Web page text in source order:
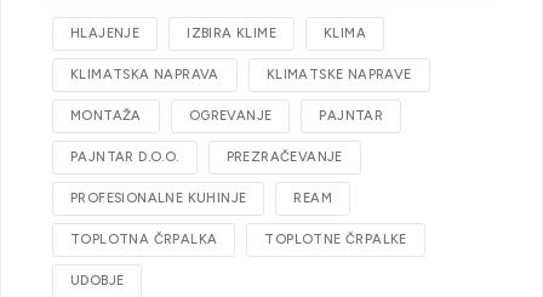
HLAJENJE IZBIRA KLIME KLIMA
KLIMATSKA NAPRAVA KLIMATSKE NAPRAVE
MONTAŽA OGREVANJE PAJNTAR
PAJNTAR D.O.O. PREZRAČEVANJE
PROFESIONALNE KUHINJE REAM
TOPLOTNA ČRPALKA TOPLOTNE ČRPALKE
UDOBJE